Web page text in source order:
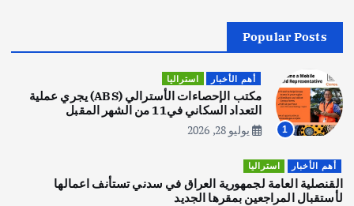
2
اصبح بطلاً لأستراليا بلعبة كمال الاجسام
يوليو 30, 2026
3
يوليو 30, 2026
Popular Posts
1
أهم الأخبار استراليا
مكتب الإحصاءات الأسترالي (ABS) يجري عملية
التعداد السكاني في11 من الشهر المقبل
يوليو 28, 2026
أهم الأخبار استراليا
القنصلية العامة لجمهورية العراق في سدني تستأنف اعمالها
لأستقبال المراجعين بمقرها الجديد